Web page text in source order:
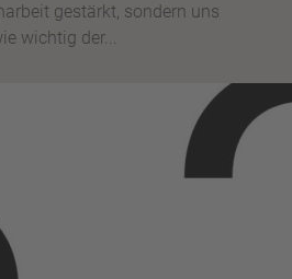
gestärkt, sondern uns
wichtig der...